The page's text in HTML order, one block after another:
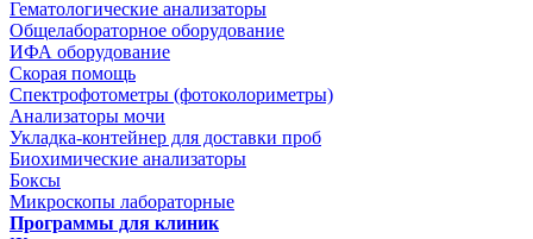
Гематологические анализаторы
Общелабораторное оборудование
ИФА оборудование
Скорая помощь
Спектрофотометры (фотоколориметры)
Анализаторы мочи
Укладка-контейнер для доставки проб
Биохимические анализаторы
Боксы
Микроскопы лабораторные
Программы для клиник